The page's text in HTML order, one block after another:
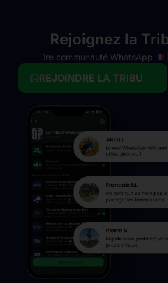
Rejoignez la
1re communauté WhatsApp
REJOINDRE LA TRIBU →